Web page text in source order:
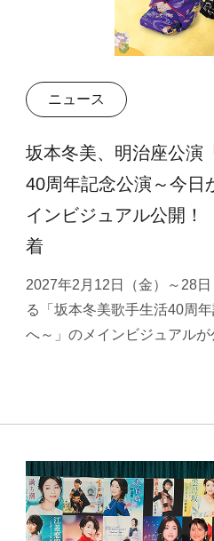
ニュース
坂本冬美、明治座公演
40周年記念公演～今日
インビジュアル公開
着
2027年2月12日（金）～28
る「坂本冬美歌手生活40周
へ～」のメインビジュアル